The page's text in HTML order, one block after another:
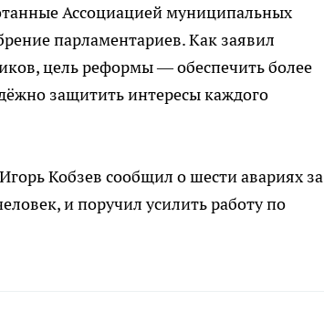
Ассоциацией муниципальных
парламентариев. Как заявил
цель реформы — обеспечить более
защитить интересы каждого
Кобзев сообщил о шести авариях за
и поручил усилить работу по